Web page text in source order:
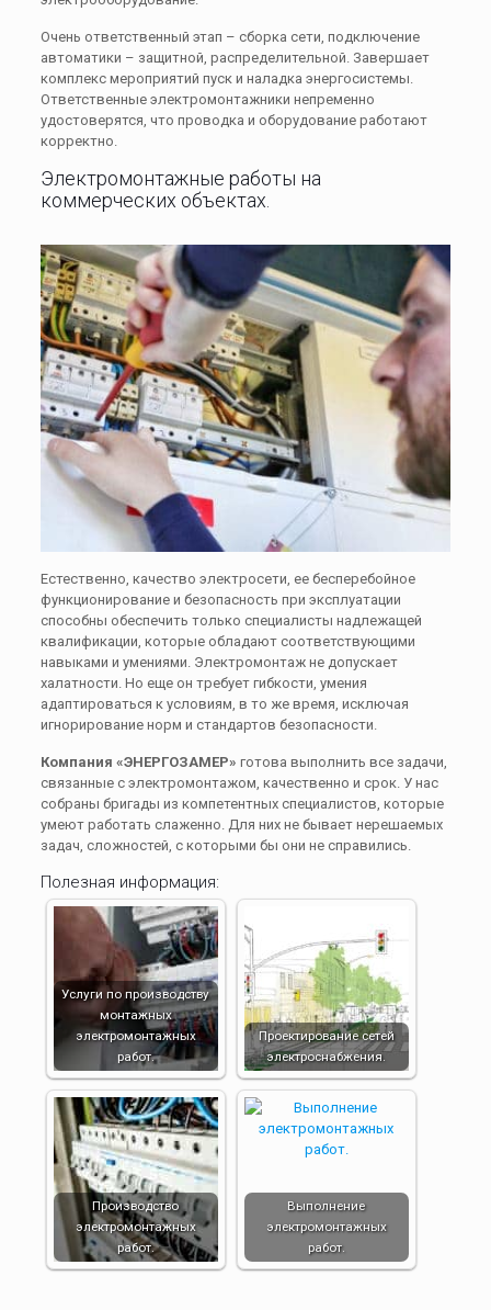
Очень ответственный этап – сборка сети, подключение
автоматики – защитной, распределительной. Завершает
комплекс мероприятий пуск и наладка энергосистемы.
Ответственные электромонтажники непременно
удостоверятся, что проводка и оборудование работают
корректно.
Электромонтажные работы на
коммерческих объектах.
Естественно, качество электросети, ее бесперебойное
функционирование и безопасность при эксплуатации
способны обеспечить только специалисты надлежащей
квалификации, которые обладают соответствующими
навыками и умениями. Электромонтаж не допускает
халатности. Но еще он требует гибкости, умения
адаптироваться к условиям, в то же время, исключая
игнорирование норм и стандартов безопасности.
Компания «ЭНЕРГОЗАМЕР» готова выполнить все задачи,
связанные с электромонтажом, качественно и срок. У нас
собраны бригады из компетентных специалистов, которые
умеют работать слаженно. Для них не бывает нерешаемых
задач, сложностей, с которыми бы они не справились.
Полезная информация:
Услуги по производству
монтажных
электромонтажных
работ.
Проектирование сетей
электроснабжения.
Производство
электромонтажных
работ.
Выполнение
электромонтажных
работ.